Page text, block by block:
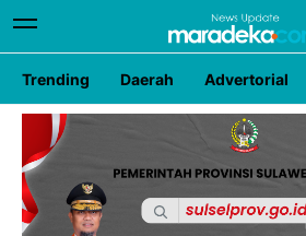
Trending Daerah Advertorial